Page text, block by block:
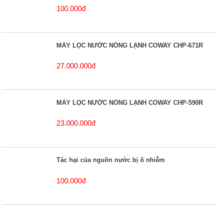
100.000đ
MÁY LỌC NƯỚC NÓNG LẠNH COWAY CHP-671R
27.000.000đ
MÁY LỌC NƯỚC NÓNG LẠNH COWAY CHP-590R
23.000.000đ
Tác hại của nguồn nước bị ô nhiễm
100.000đ